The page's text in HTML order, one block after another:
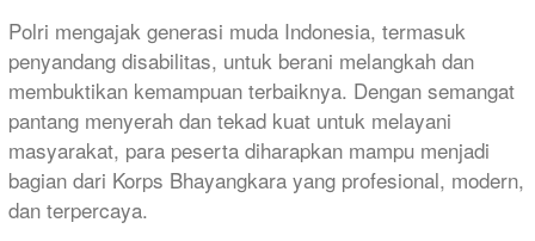
Polri mengajak generasi muda Indonesia, termasuk
penyandang disabilitas, untuk berani melangkah dan
membuktikan kemampuan terbaiknya. Dengan semangat
pantang menyerah dan tekad kuat untuk melayani
masyarakat, para peserta diharapkan mampu menjadi
bagian dari Korps Bhayangkara yang profesional, modern,
dan terpercaya.